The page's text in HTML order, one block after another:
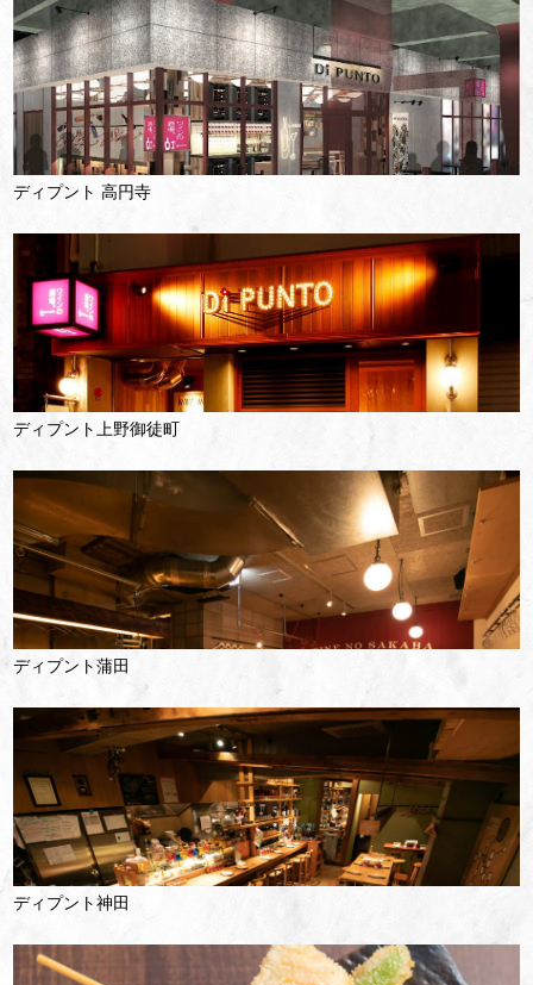
ディプント 高円寺
ディプント上野御徒町
ディプント蒲田
ディプント神田